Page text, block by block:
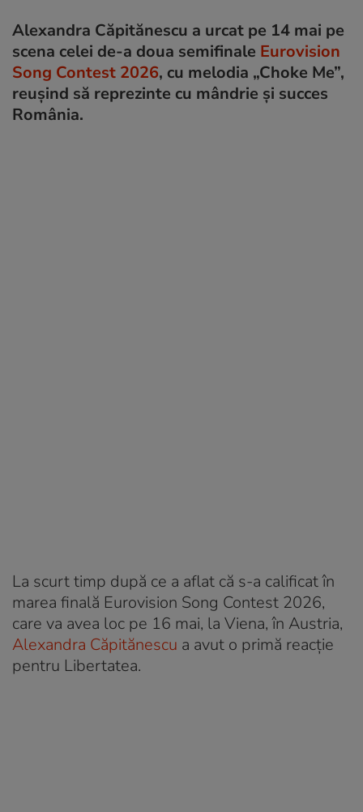
Alexandra Căpitănescu a urcat pe 14 mai pe
scena celei de-a doua semifinale Eurovision
Song Contest 2026, cu melodia „Choke Me”,
reușind să reprezinte cu mândrie și succes
România.
La scurt timp după ce a aflat că s-a calificat în
marea finală Eurovision Song Contest 2026,
care va avea loc pe 16 mai, la Viena, în Austria,
Alexandra Căpitănescu a avut o primă reacție
pentru Libertatea.